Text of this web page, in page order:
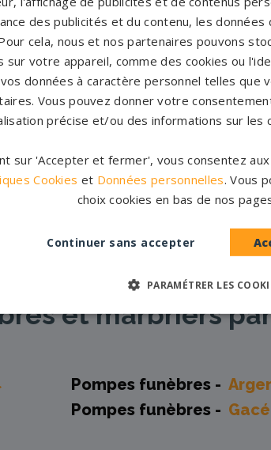
et originales
tombales en granit de
originales à personnaliser.
CATALOGUE
Un
et marbriers
Pompes funèbres -
Pompes funèbres -
des publicités et du contenu, les données
cela, nous et nos partenaires pouvons
sur votre appareil, comme des cookies ou
données à caractère personnel telles que
Vous pouvez donner votre
précise et/ou des informations sur
sur 'Accepter et fermer', vous consentez
Cookies et Données personnelles. Vous
choix cookies en bas de nos
Continuer sans accepter
PARAMÉTRER LES